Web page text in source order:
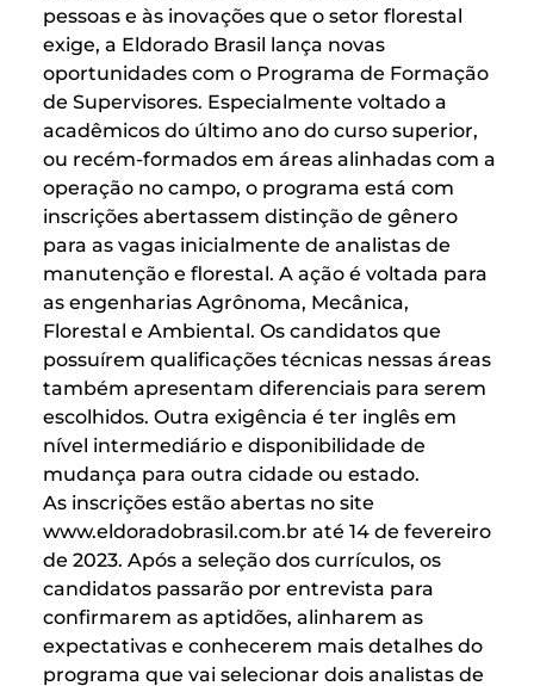
pessoas e às inovações que o setor florestal
exige, a Eldorado Brasil lança novas
oportunidades com o Programa de Formação
de Supervisores. Especialmente voltado a
acadêmicos do último ano do curso superior,
ou recém-formados em áreas alinhadas com a
operação no campo, o programa está com
inscrições abertassem distinção de gênero
para as vagas inicialmente de analistas de
manutenção e florestal. A ação é voltada para
as engenharias Agrônoma, Mecânica,
Florestal e Ambiental. Os candidatos que
possuírem qualificações técnicas nessas áreas
também apresentam diferenciais para serem
escolhidos. Outra exigência é ter inglês em
nível intermediário e disponibilidade de
mudança para outra cidade ou estado.
As inscrições estão abertas no site
www.eldoradobrasil.com.br até 14 de fevereiro
de 2023. Após a seleção dos currículos, os
candidatos passarão por entrevista para
confirmarem as aptidões, alinharem as
expectativas e conhecerem mais detalhes do
programa que vai selecionar dois analistas de